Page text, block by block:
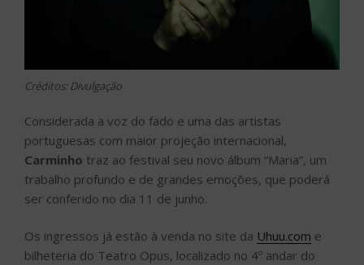
Créditos: Divulgação
Considerada a voz do fado e uma das artistas
portuguesas com maior projeção internacional,
Carminho traz ao festival seu novo álbum “Maria”, um
trabalho profundo e de grandes emoções, que poderá
ser conferido no dia 11 de junho.
Os ingressos já estão à venda no site da Uhuu.com e
bilheteria do Teatro Opus, localizado no 4º andar do